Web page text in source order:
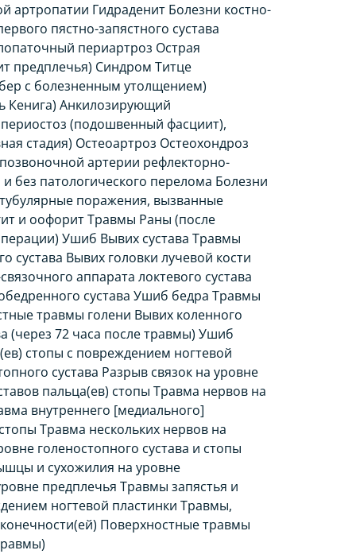
артропатии Гидраденит Болезни костно-
пястно-запястного сустава
периартроз Острая
предплечья) Синдром Титце
с болезненным утолщением)
Кенига) Анкилозирующий
(подошвенный фасциит),
стадия) Остеоартроз Остеохондроз
артерии рефлекторно-
патологического перелома Болезни
поражения, вызванные
и оофорит Травмы Раны (после
Ушиб Вывих сустава Травмы
сустава Вывих головки лучевой кости
аппарата локтевого сустава
сустава Ушиб бедра Травмы
травмы голени Вывих коленного
(через 72 часа после травмы) Ушиб
стопы с повреждением ногтевой
сустава Разрыв связок на уровне
пальца(ев) стопы Травма нервов на
внутреннего [медиального]
Травма нескольких нервов на
голеностопного сустава и стопы
и сухожилия на уровне
предплечья Травмы запястья и
ногтевой пластинки Травмы,
Поверхностные травмы